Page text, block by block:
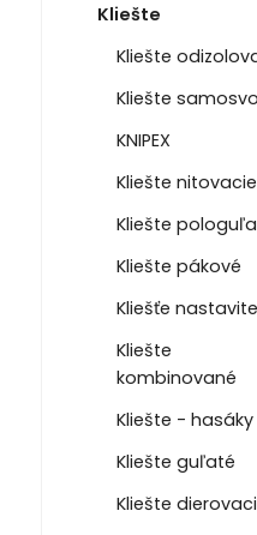
Kliešte
Kliešte
Kliešte
KNIPEX
Kliešte nitovacie
Kliešte
Kliešte pákové
Kliešťe
Kliešte
kombinované
Kliešte - hasáky
Kliešte guľaté
Kliešte